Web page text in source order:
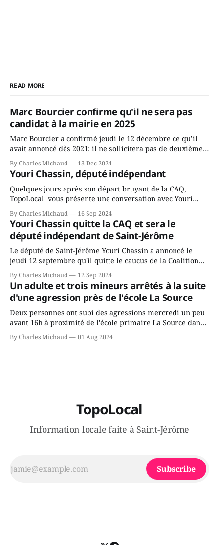
READ MORE
Marc Bourcier confirme qu'il ne sera pas
candidat à la mairie en 2025
Marc Bourcier a confirmé jeudi le 12 décembre ce qu’il
avait annoncé dès 2021: il ne sollicitera pas de deuxième
mandat à titre de maire de Saint-Jérôme. Bourcier en a
fait l’annonce en s’adressant aux employés de la ville,
rassemblés en soirée pour leur traditionnel souper
By Charles Michaud 13 Dec 2024
Youri Chassin, député indépendant
Quelques jours après son départ bruyant de la CAQ,
TopoLocal vous présente une conversation avec Youri
Chassin. Nous avons causé de sa décision. Y songeait-il
depuis longtemps? Sera-t-il candidat indépendant dans 2
ans? Joindrait-il un autre parti, par exemple les
conservateurs d’Éric Duhaime? Que lui
By Charles Michaud 16 Sep 2024
Youri Chassin quitte la CAQ et sera le
député indépendant de Saint-Jérôme
Le député de Saint-Jérôme Youri Chassin a annoncé le
jeudi 12 septembre qu'il quitte le caucus de la Coalition
Avenir Québec de François Legault parce qu'il est déçu du
gouvernement de la CAQ, surtout de son incapacité, qu'il
juge chronique, à offrir des
By Charles Michaud 12 Sep 2024
Un adulte et trois mineurs arrêtés à la suite
d'une agression près de l'école La Source
Deux personnes ont subi des agressions mercredi un peu
avant 16h à proximité de l'école primaire La Source dans
le secteur Bellefeuille de Saint-Jérôme. L'une de deux
victimes aurait été écrasée sous un véhicule et aspergée
By Charles Michaud 01 Aug 2024
TopoLocal
Information locale faite à Saint-Jérôme
Subscribe